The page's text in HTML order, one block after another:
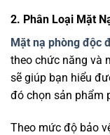
2. Phân Loại Mặt
Mặt nạ phòng độc
theo chức năng và
sẽ giúp bạn hiểu
đó chọn sản phẩm
Theo mức độ bảo